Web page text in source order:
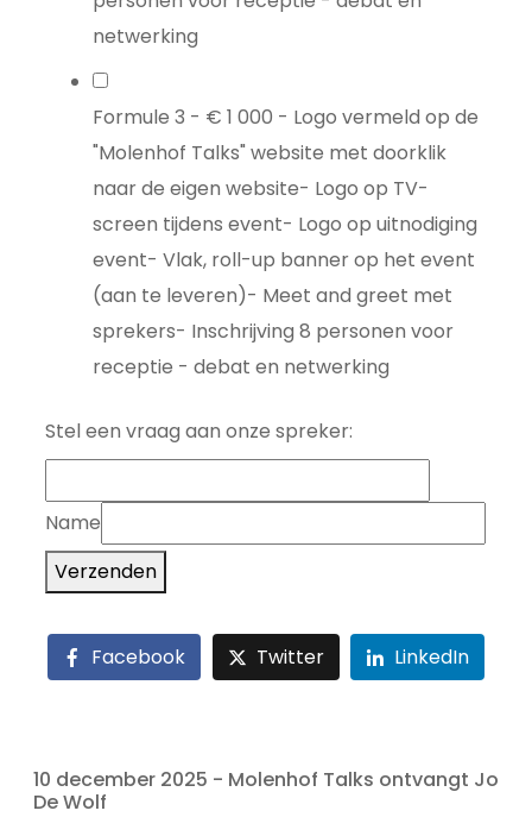
netwerking
Formule 3 - € 1 000 - Logo vermeld op de
"Molenhof Talks" website met doorklik
naar de eigen website- Logo op TV-
screen tijdens event- Logo op uitnodiging
event- Vlak, roll-up banner op het event
(aan te leveren)- Meet and greet met
sprekers- Inschrijving 8 personen voor
receptie - debat en netwerking
Stel een vraag aan onze spreker:
Name
Verzenden
Facebook Twitter LinkedIn
10 december 2025 - Molenhof Talks ontvangt Jo
De Wolf